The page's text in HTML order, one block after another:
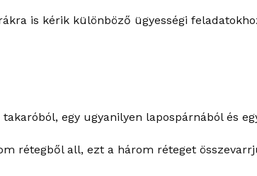
is kérik különböző ügyességi
egy ugyanilyen lapospárnából és
rétegből all, ezt a három réteget